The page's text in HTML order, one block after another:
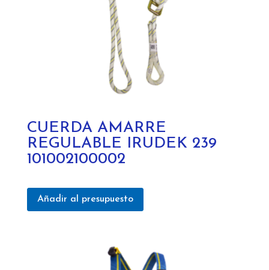
página
de
producto
CUERDA AMARRE
REGULABLE IRUDEK 239
101002100002
Añadir al presupuesto